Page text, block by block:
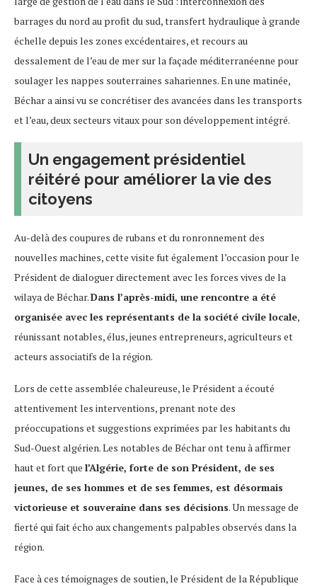
barrages du nord au profit du sud, transfert hydraulique à grande
échelle depuis les zones excédentaires, et recours au
dessalement de l’eau de mer sur la façade méditerranéenne pour
soulager les nappes souterraines sahariennes. En une matinée,
Béchar a ainsi vu se concrétiser des avancées dans les transports
et l’eau, deux secteurs vitaux pour son développement intégré.
Un engagement présidentiel
réitéré pour améliorer la vie des
citoyens
Au-delà des coupures de rubans et du ronronnement des
nouvelles machines, cette visite fut également l’occasion pour le
Président de dialoguer directement avec les forces vives de la
wilaya de Béchar.Dans l’après-midi, une rencontre a été
organisée avec les représentants de la société civile locale,
réunissant notables, élus, jeunes entrepreneurs, agriculteurs et
acteurs associatifs de la région.
Lors de cette assemblée chaleureuse, le Président a écouté
attentivement les interventions, prenant note des
préoccupations et suggestions exprimées par les habitants du
Sud-Ouest algérien. Les notables de Béchar ont tenu à affirmer
haut et fort que l’Algérie, forte de son Président, de ses
jeunes, de ses hommes et de ses femmes, est désormais
victorieuse et souveraine dans ses décisions. Un message de
fierté qui fait écho aux changements palpables observés dans la
région.
Face à ces témoignages de soutien, le Président de la République